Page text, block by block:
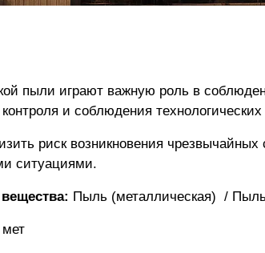
пыли играют важную роль в
контроля и соблюдения
риск возникновения
ситуациями.
Пыль (металлическая) /